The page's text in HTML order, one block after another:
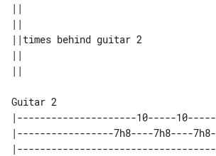
||
||
||times behind guitar 2
||
Guitar 2
|---------------------10-----10-----
|-----------------7h8----7h8----7h8-
|-----------------------------------